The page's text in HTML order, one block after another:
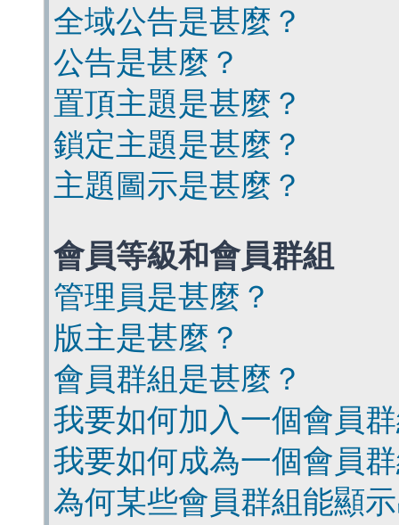
全域公告是甚麼？
公告是甚麼？
置頂主題是甚麼？
鎖定主題是甚麼？
主題圖示是甚麼？
會員等級和會員群組
管理員是甚麼？
版主是甚麼？
會員群組是甚麼？
我要如何加入一個會員
我要如何成為一個會員
為何某些會員群組能顯